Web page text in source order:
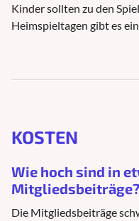
Kinder sollten zu den
Heimspieltagen gibt es
KOSTEN
Wie hoch sind in
Mitgliedsbeiträge?
Die Mitgliedsbeiträge